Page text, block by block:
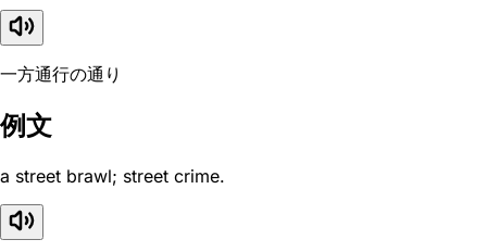
一方通行の通り
例文
a street brawl; street crime.